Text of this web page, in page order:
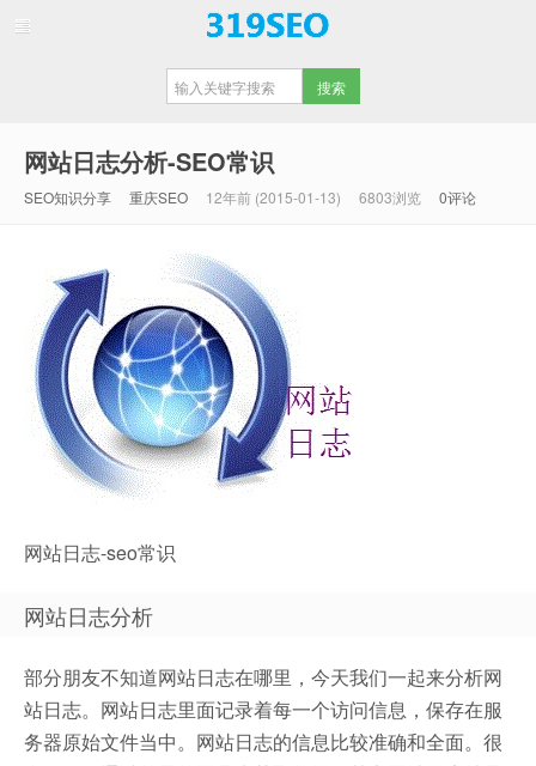
网站日志分析-SEO常识
SEO知识分享 重庆SEO 12年前 (2015-01-13) 6803浏览 0评论
网站日志-seo常识
网站日志分析
部分朋友不知道网站日志在哪里，今天我们一起来分析网
站日志。网站日志里面记录着每一个访问信息，保存在服
务器原始文件当中。网站日志的信息比较准确和全面。很